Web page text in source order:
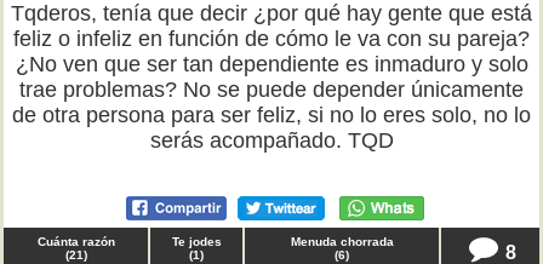
Tqderos, tenía que decir ¿por qué hay gente que está
feliz o infeliz en función de cómo le va con su pareja?
¿No ven que ser tan dependiente es inmaduro y solo
trae problemas? No se puede depender únicamente
de otra persona para ser feliz, si no lo eres solo, no lo
serás acompañado. TQD
Cuánta razón
(21)
Te jodes
(1)
Menuda chorrada
(6) 8